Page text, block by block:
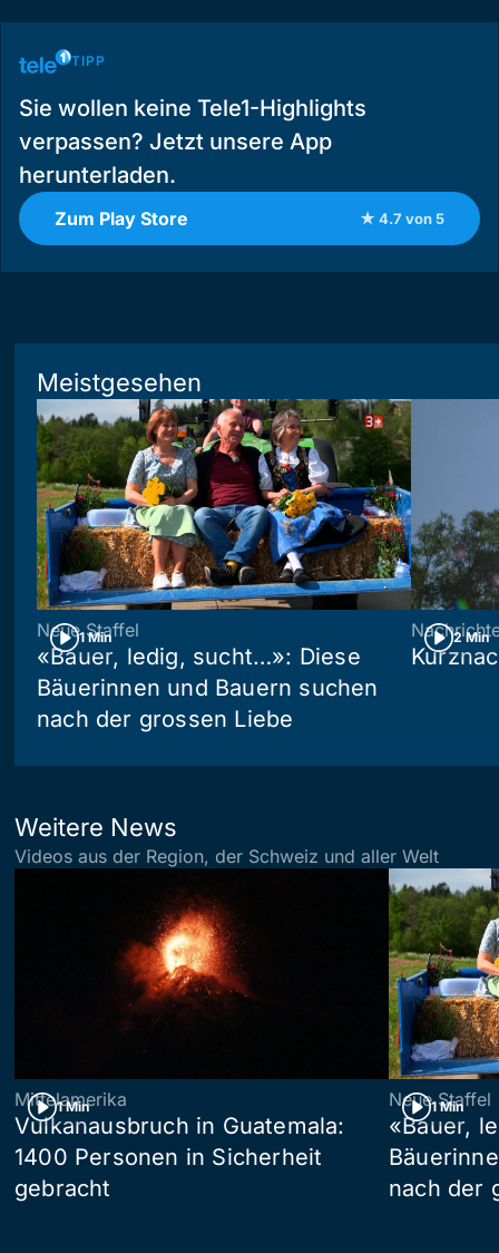
TIPP
Sie wollen keine Tele1-Highlights
verpassen? Jetzt unsere App
herunterladen.
Zum Play Store ★ 4.7 von 5
Meistgesehen
1 Min
Neue Staffel
«Bauer, ledig, sucht…»: Diese
Bäuerinnen und Bauern suchen
nach der grossen Liebe
2 Min
Weitere News
Videos aus der Region, der Schweiz und aller Welt
1 Min
Mittelamerika
Vulkanausbruch in Guatemala:
1400 Personen in Sicherheit
gebracht
1 Min
Neue Staffel
«Bauer,
nach der